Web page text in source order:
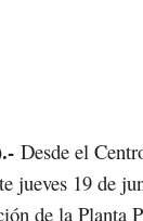
Desde el
jueves 19 de
de la Planta